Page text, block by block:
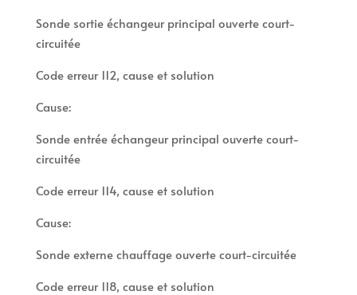
Sonde sortie échangeur principal ouverte court-
circuitée
Code erreur 112, cause et solution
Cause:
Sonde entrée échangeur principal ouverte court-
circuitée
Code erreur 114, cause et solution
Cause:
Sonde externe chauffage ouverte court-circuitée
Code erreur 118, cause et solution